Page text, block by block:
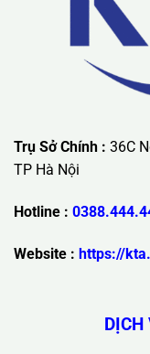
Trụ Sở Chính : 36C
TP Hà Nội
Hotline :
Website : https://
DỊCH